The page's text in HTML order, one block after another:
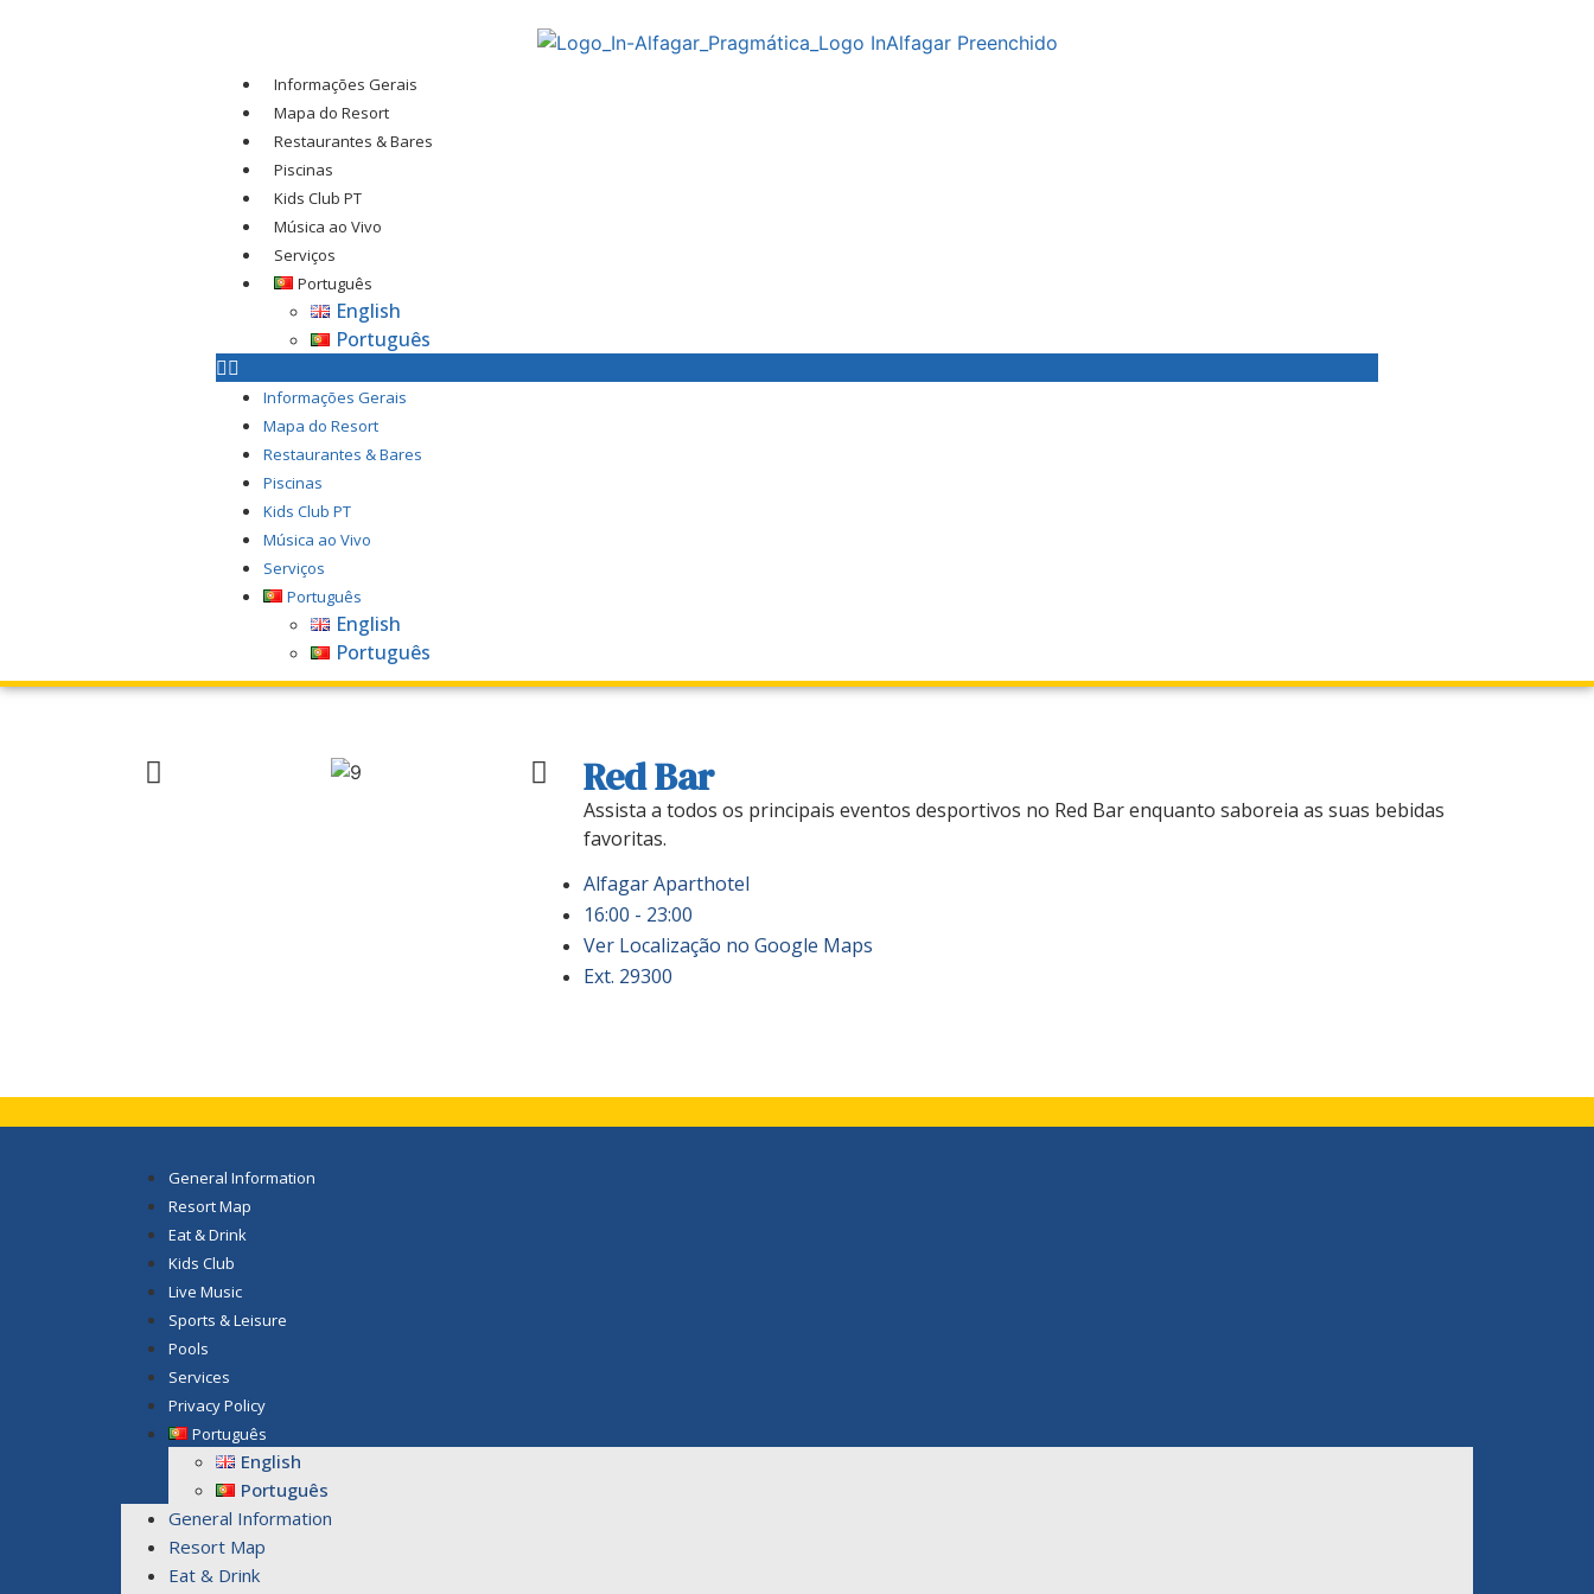
Informações Gerais
Mapa do Resort
Restaurantes & Bares
Piscinas
Kids Club PT
Música ao Vivo
Serviços
Português
English
Português
Informações Gerais
Mapa do Resort
Restaurantes & Bares
Piscinas
Kids Club PT
Música ao Vivo
Serviços
Português
English
Português
Red Bar
Assista a todos os principais eventos desportivos no Red Bar enquanto saboreia as suas bebidas
favoritas.
Alfagar Aparthotel
16:00 - 23:00
Ver Localização no Google Maps
Ext. 29300
General Information
Resort Map
Eat & Drink
Kids Club
Live Music
Sports & Leisure
Pools
Services
Privacy Policy
Português
English
Português
General Information
Resort Map
Eat & Drink